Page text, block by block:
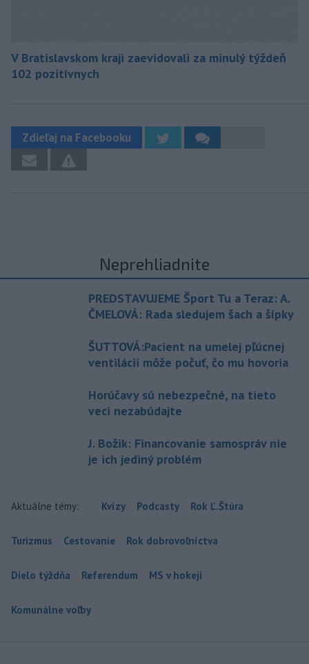
V Bratislavskom kraji zaevidovali za minulý týždeň
102 pozitívnych
Zdieľaj na Facebooku
Neprehliadnite
PREDSTAVUJEME Šport Tu a Teraz: A.
ČMELOVÁ: Rada sledujem šach a šípky
ŠUTTOVÁ:Pacient na umelej pľúcnej
ventilácii môže počuť, čo mu hovoria
Horúčavy sú nebezpečné, na tieto
veci nezabúdajte
J. Božik: Financovanie samospráv nie
je ich jediný problém
Aktuálne témy: Kvízy Podcasty Rok Ľ.Štúra
Turizmus Cestovanie Rok dobrovoľníctva
Dielo týždňa Referendum MS v hokeji
Komunálne voľby